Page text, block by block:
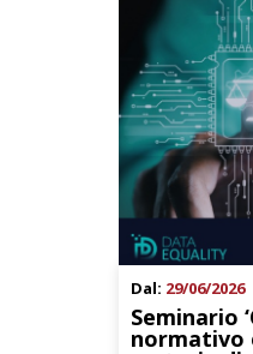
Dal: 29/06/2026
Seminario
normativo